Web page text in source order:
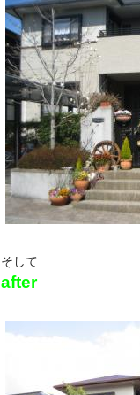
そして
after